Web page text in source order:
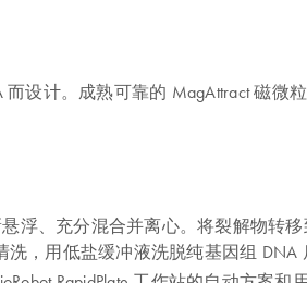
设计。成熟可靠的 MagAttract 磁微
浮、充分混合并离心。将裂解物转
洗，用低盐缓冲液洗脱纯基因组 DNA